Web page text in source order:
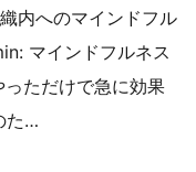
内へのマインドフル
マインドフルネス
ただけで急に効果
た…